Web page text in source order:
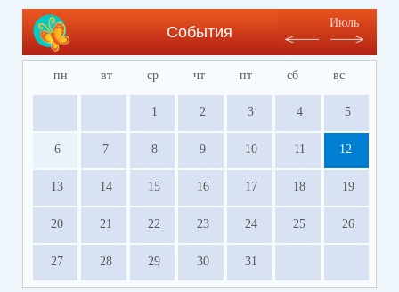
События
Июль
пн вт ср чт пт сб вс
1 2 3 4 5
6 7 8 9 10 11 12
13 14 15 16 17 18 19
20 21 22 23 24 25 26
27 28 29 30 31